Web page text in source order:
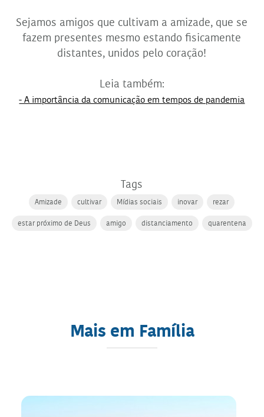
Sejamos amigos que cultivam a amizade, que se
fazem presentes mesmo estando fisicamente
distantes, unidos pelo coração!
Leia também:
- A importância da comunicação em tempos de pandemia
Tags
Amizade cultivar Mídias sociais inovar
rezar
estar próximo de Deus
amigo distanciamento quarentena
Mais em Família